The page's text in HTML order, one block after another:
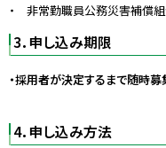
・ 非常勤職員公務災害補償組
3．申し込み期限
・採用者が決定するまで随時募
4．申し込み方法